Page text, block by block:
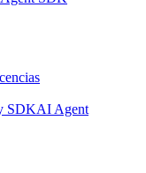
SDKAI Agent